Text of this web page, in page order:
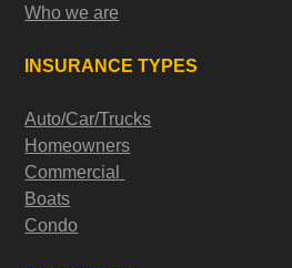
Who we are
INSURANCE TYPES
Auto/Car/Trucks
Homeowners
Commercial
Boats
Condo